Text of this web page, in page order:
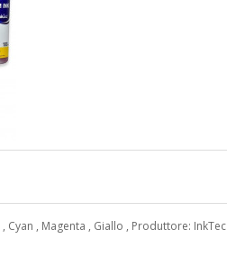
, Magenta , Giallo , Produttore: InkTec